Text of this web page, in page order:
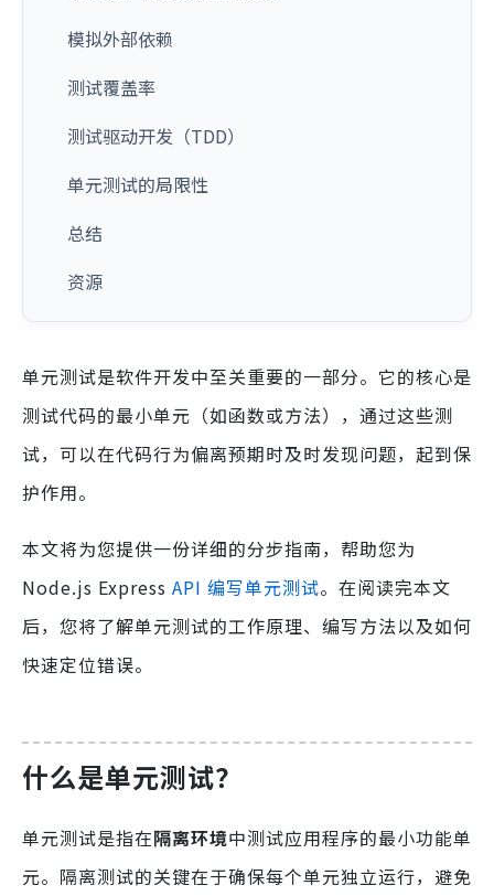
模拟外部依赖
测试覆盖率
测试驱动开发（TDD）
单元测试的局限性
总结
资源
单元测试是软件开发中至关重要的一部分。它的核心是
测试代码的最小单元（如函数或方法），通过这些测
试，可以在代码行为偏离预期时及时发现问题，起到保
护作用。
本文将为您提供一份详细的分步指南，帮助您为
Node.js Express API 编写单元测试。在阅读完本文
后，您将了解单元测试的工作原理、编写方法以及如何
快速定位错误。
什么是单元测试？
单元测试是指在隔离环境中测试应用程序的最小功能单
元。隔离测试的关键在于确保每个单元独立运行，避免